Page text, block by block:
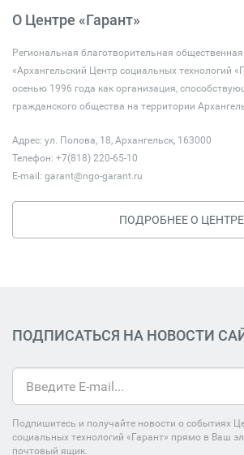
О Центре «Гарант»
Региональная благотворительная
«Архангельский Центр социальных технологий
осенью 1996 года как организация,
гражданского общества на территории
Адрес: ул. Попова, 18, Архангельск, 163000
Телефон: +7(818) 220-65-10
E-mail: garant@ngo-garant.ru
ПОДРОБНЕЕ О ЦЕНТРЕ
ПОДПИСАТЬСЯ НА НОВОСТИ
Подпишитесь и получайте новости о событиях
социальных технологий «Гарант» прямо в Ваш
почтовый ящик.